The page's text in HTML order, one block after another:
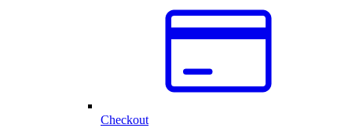
Checkout